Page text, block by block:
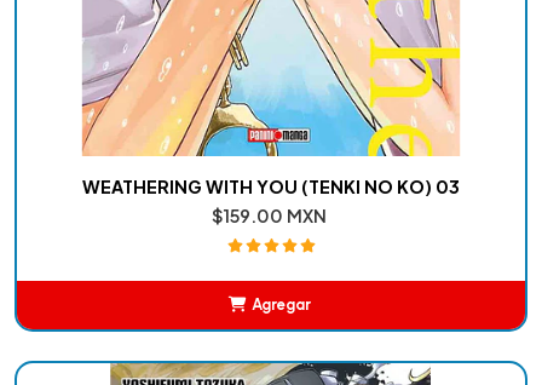
WEATHERING WITH YOU (TENKI NO KO) 03
$159.00 MXN
Agregar